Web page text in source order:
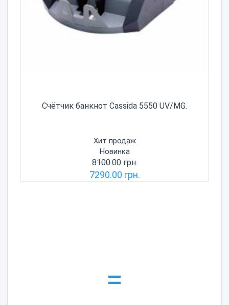
Счётчик банкнот Cassida 5550 UV/MG.
Хит продаж
Новинка
8100.00 грн.
7290.00 грн.
=